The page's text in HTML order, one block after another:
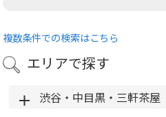
複数条件での検索はこちら
エリアで探す
渋谷・中目黒・三軒茶屋